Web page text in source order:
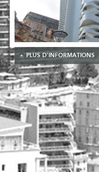
PLUS D'INFORMATIONS